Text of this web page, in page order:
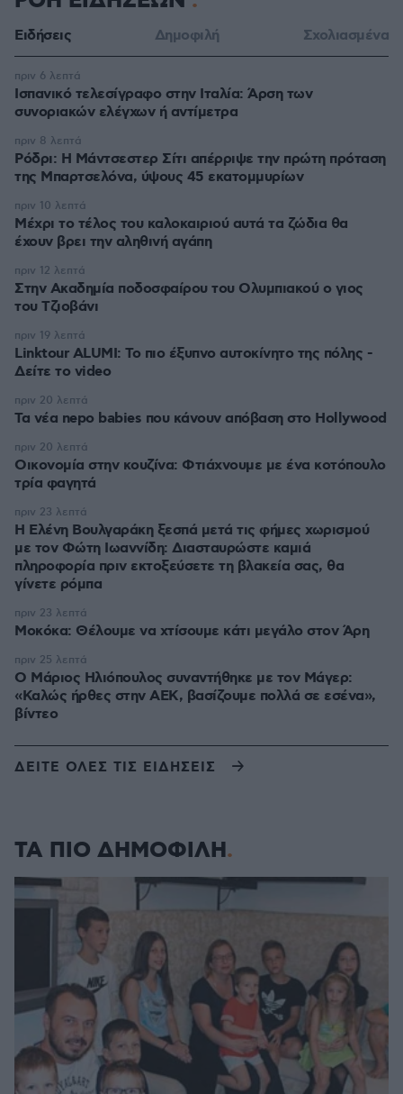
Ειδήσεις Δημοφιλή Σχολιασμένα
Ισπανικό τελεσίγραφο στην Ιταλία: Άρση των
συνοριακών ελέγχων ή αντίμετρα
πριν 6 λεπτά
Ρόδρι: Η Μάντσεστερ Σίτι απέρριψε την πρώτη πρόταση
της Μπαρτσελόνα, ύψους 45 εκατομμυρίων
πριν 8 λεπτά
Μέχρι το τέλος του καλοκαιριού αυτά τα ζώδια θα
έχουν βρει την αληθινή αγάπη
πριν 10 λεπτά
Στην Ακαδημία ποδοσφαίρου του Ολυμπιακού ο γιος
του Τζιοβάνι
πριν 12 λεπτά
Linktour ALUMI: Το πιο έξυπνο αυτοκίνητο της πόλης -
Δείτε το video
πριν 19 λεπτά
Τα νέα nepo babies που κάνουν απόβαση στο Hollywood
πριν 20 λεπτά
Οικονομία στην κουζίνα: Φτιάχνουμε με ένα κοτόπουλο
τρία φαγητά
πριν 20 λεπτά
Η Ελένη Βουλγαράκη ξεσπά μετά τις φήμες χωρισμού
με τον Φώτη Ιωαννίδη: Διασταυρώστε καμιά
πληροφορία πριν εκτοξεύσετε τη βλακεία σας, θα
γίνετε ρόμπα
πριν 23 λεπτά
Μοκόκα: Θέλουμε να χτίσουμε κάτι μεγάλο στον Άρη
πριν 23 λεπτά
Ο Μάριος Ηλιόπουλος συναντήθηκε με τον Μάγερ:
«Καλώς ήρθες στην ΑΕΚ, βασίζουμε πολλά σε εσένα»,
βίντεο
πριν 25 λεπτά
ΔΕΙΤΕ ΟΛΕΣ ΤΙΣ ΕΙΔΗΣΕΙΣ
ΤΑ ΠΙΟ ΔΗΜΟΦΙΛΗ